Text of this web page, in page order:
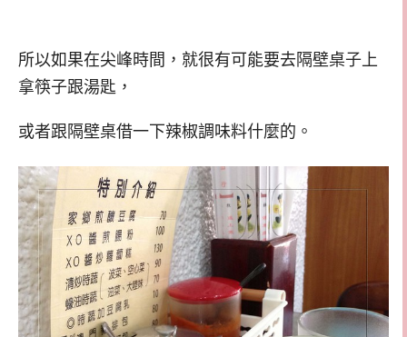
所以如果在尖峰時間，就很有可能要去隔壁桌子上
拿筷子跟湯匙，
或者跟隔壁桌借一下辣椒調味料什麼的。